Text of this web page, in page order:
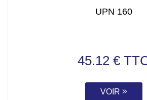
UPN 160
45.12 €
VOIR